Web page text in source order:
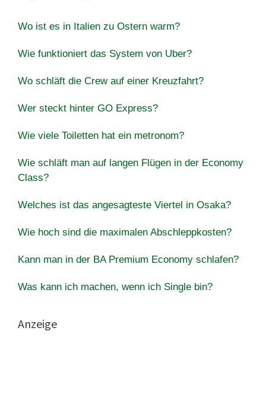
Wo ist es in Italien zu Ostern warm?
Wie funktioniert das System von Uber?
Wo schläft die Crew auf einer Kreuzfahrt?
Wer steckt hinter GO Express?
Wie viele Toiletten hat ein metronom?
Wie schläft man auf langen Flügen in der Economy
Class?
Welches ist das angesagteste Viertel in Osaka?
Wie hoch sind die maximalen Abschleppkosten?
Kann man in der BA Premium Economy schlafen?
Was kann ich machen, wenn ich Single bin?
Anzeige